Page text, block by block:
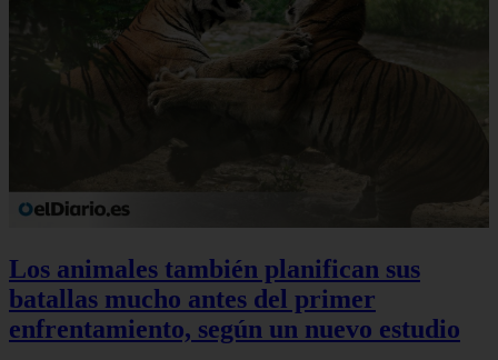
Los animales también planifican sus
batallas mucho antes del primer
enfrentamiento, según un nuevo estudio